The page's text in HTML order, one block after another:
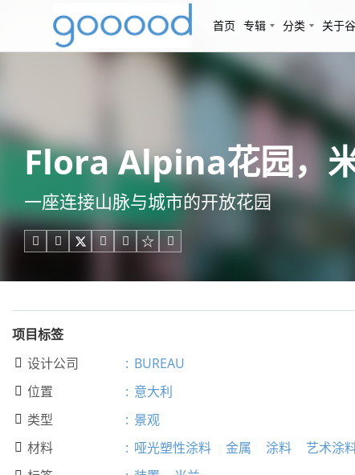
首页 专辑 分类 关于
Flora Alpina花园，
一座连接山脉与城市的开放花园
    
项目标签
 设计公司 : BUREAU
 位置 : 意大利
 类型 : 景观
 材料 : 哑光塑性涂料 金属 涂料 艺术涂